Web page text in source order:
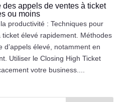
appels de ventes à ticket
ou moins
productivité : Techniques pour
élevé rapidement. Méthodes
d’appels élevé, notamment en
Utiliser le Closing High Ticket
votre business....